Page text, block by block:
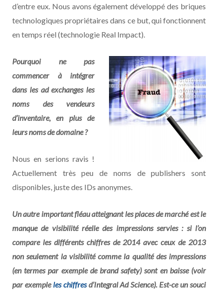
d’entre eux. Nous avons également développé des briques
technologiques propriétaires dans ce but, qui fonctionnent
en temps réel (technologie Real Impact).
Pourquoi ne pas
commencer à intégrer
dans les ad exchanges les
noms des vendeurs
d’inventaire, en plus de
leurs noms de domaine ?
Nous en serions ravis !
Actuellement très peu de noms de publishers sont
disponibles, juste des IDs anonymes.
Un autre important fléau atteignant les places de marché est le
manque de visibilité réelle des impressions servies : si l’on
compare les différents chiffres de 2014 avec ceux de 2013
non seulement la visibilité comme la qualité des impressions
(en termes par exemple de brand safety) sont en baisse (voir
par exempleles chiffresd’Integral Ad Science). Est-ce un souci